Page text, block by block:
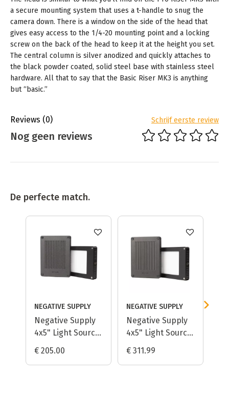
a secure mounting system that uses a t-handle to snug the
camera down. There is a window on the side of the head that
gives easy access to the 1/4-20 mounting point and a locking
screw on the back of the head to keep it at the height you set.
The central column is silver anodized and quickly attaches to
the black powder coated, solid steel base with stainless steel
hardware. All that to say that the Basic Riser MK3 is anything
but “basic.”
Reviews (0) Schrijf eerste review
Nog geen reviews
De perfecte match.
NEGATIVE SUPPLY
Negative Supply
4x5" Light Source
Basic MK2 (97 CRI)
€ 205.00
NEGATIVE SUPPLY
Negative Supply
4x5" Light Source
Basic MK2 (99
€ 311.99